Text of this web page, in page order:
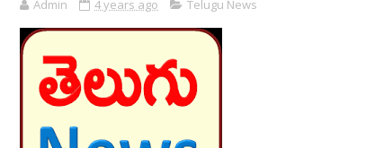
Admin 4 years ago Telugu News